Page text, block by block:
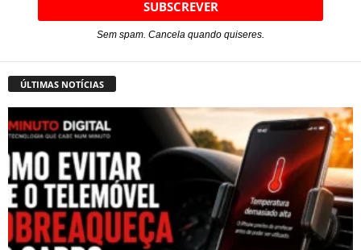
Sem spam. Cancela quando quiseres.
ÚLTIMAS NOTÍCIAS